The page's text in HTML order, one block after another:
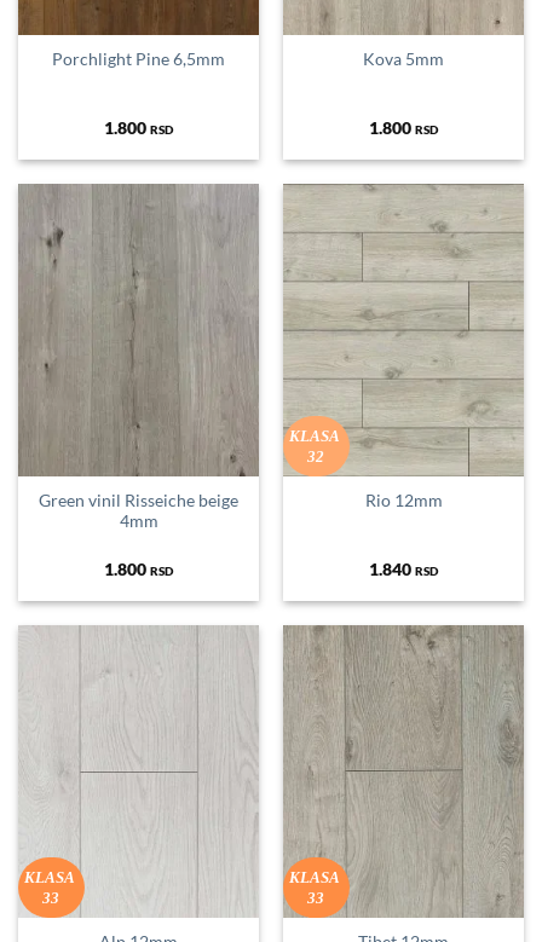
Porchlight Pine 6,5mm
1.800 RSD
Kova 5mm
1.800 RSD
Green vinil Risseiche beige
4mm
1.800 RSD
KLASA
32
Rio 12mm
1.840 RSD
KLASA
33
KLASA
33